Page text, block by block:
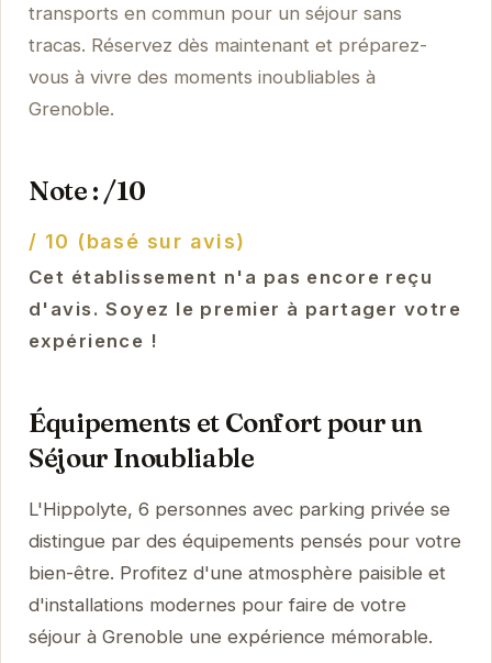
transports en commun pour un séjour sans
tracas. Réservez dès maintenant et préparez-
vous à vivre des moments inoubliables à
Grenoble.
Note : /10
/ 10 (basé sur avis)
Cet établissement n'a pas encore reçu
d'avis. Soyez le premier à partager votre
expérience !
Équipements et Confort pour un
Séjour Inoubliable
L'Hippolyte, 6 personnes avec parking privée se
distingue par des équipements pensés pour votre
bien-être. Profitez d'une atmosphère paisible et
d'installations modernes pour faire de votre
séjour à Grenoble une expérience mémorable.